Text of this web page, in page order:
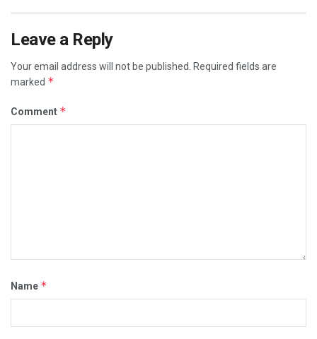
Leave a Reply
Your email address will not be published.
Required fields are
marked *
Comment *
Name *